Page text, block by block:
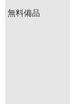
無料備品